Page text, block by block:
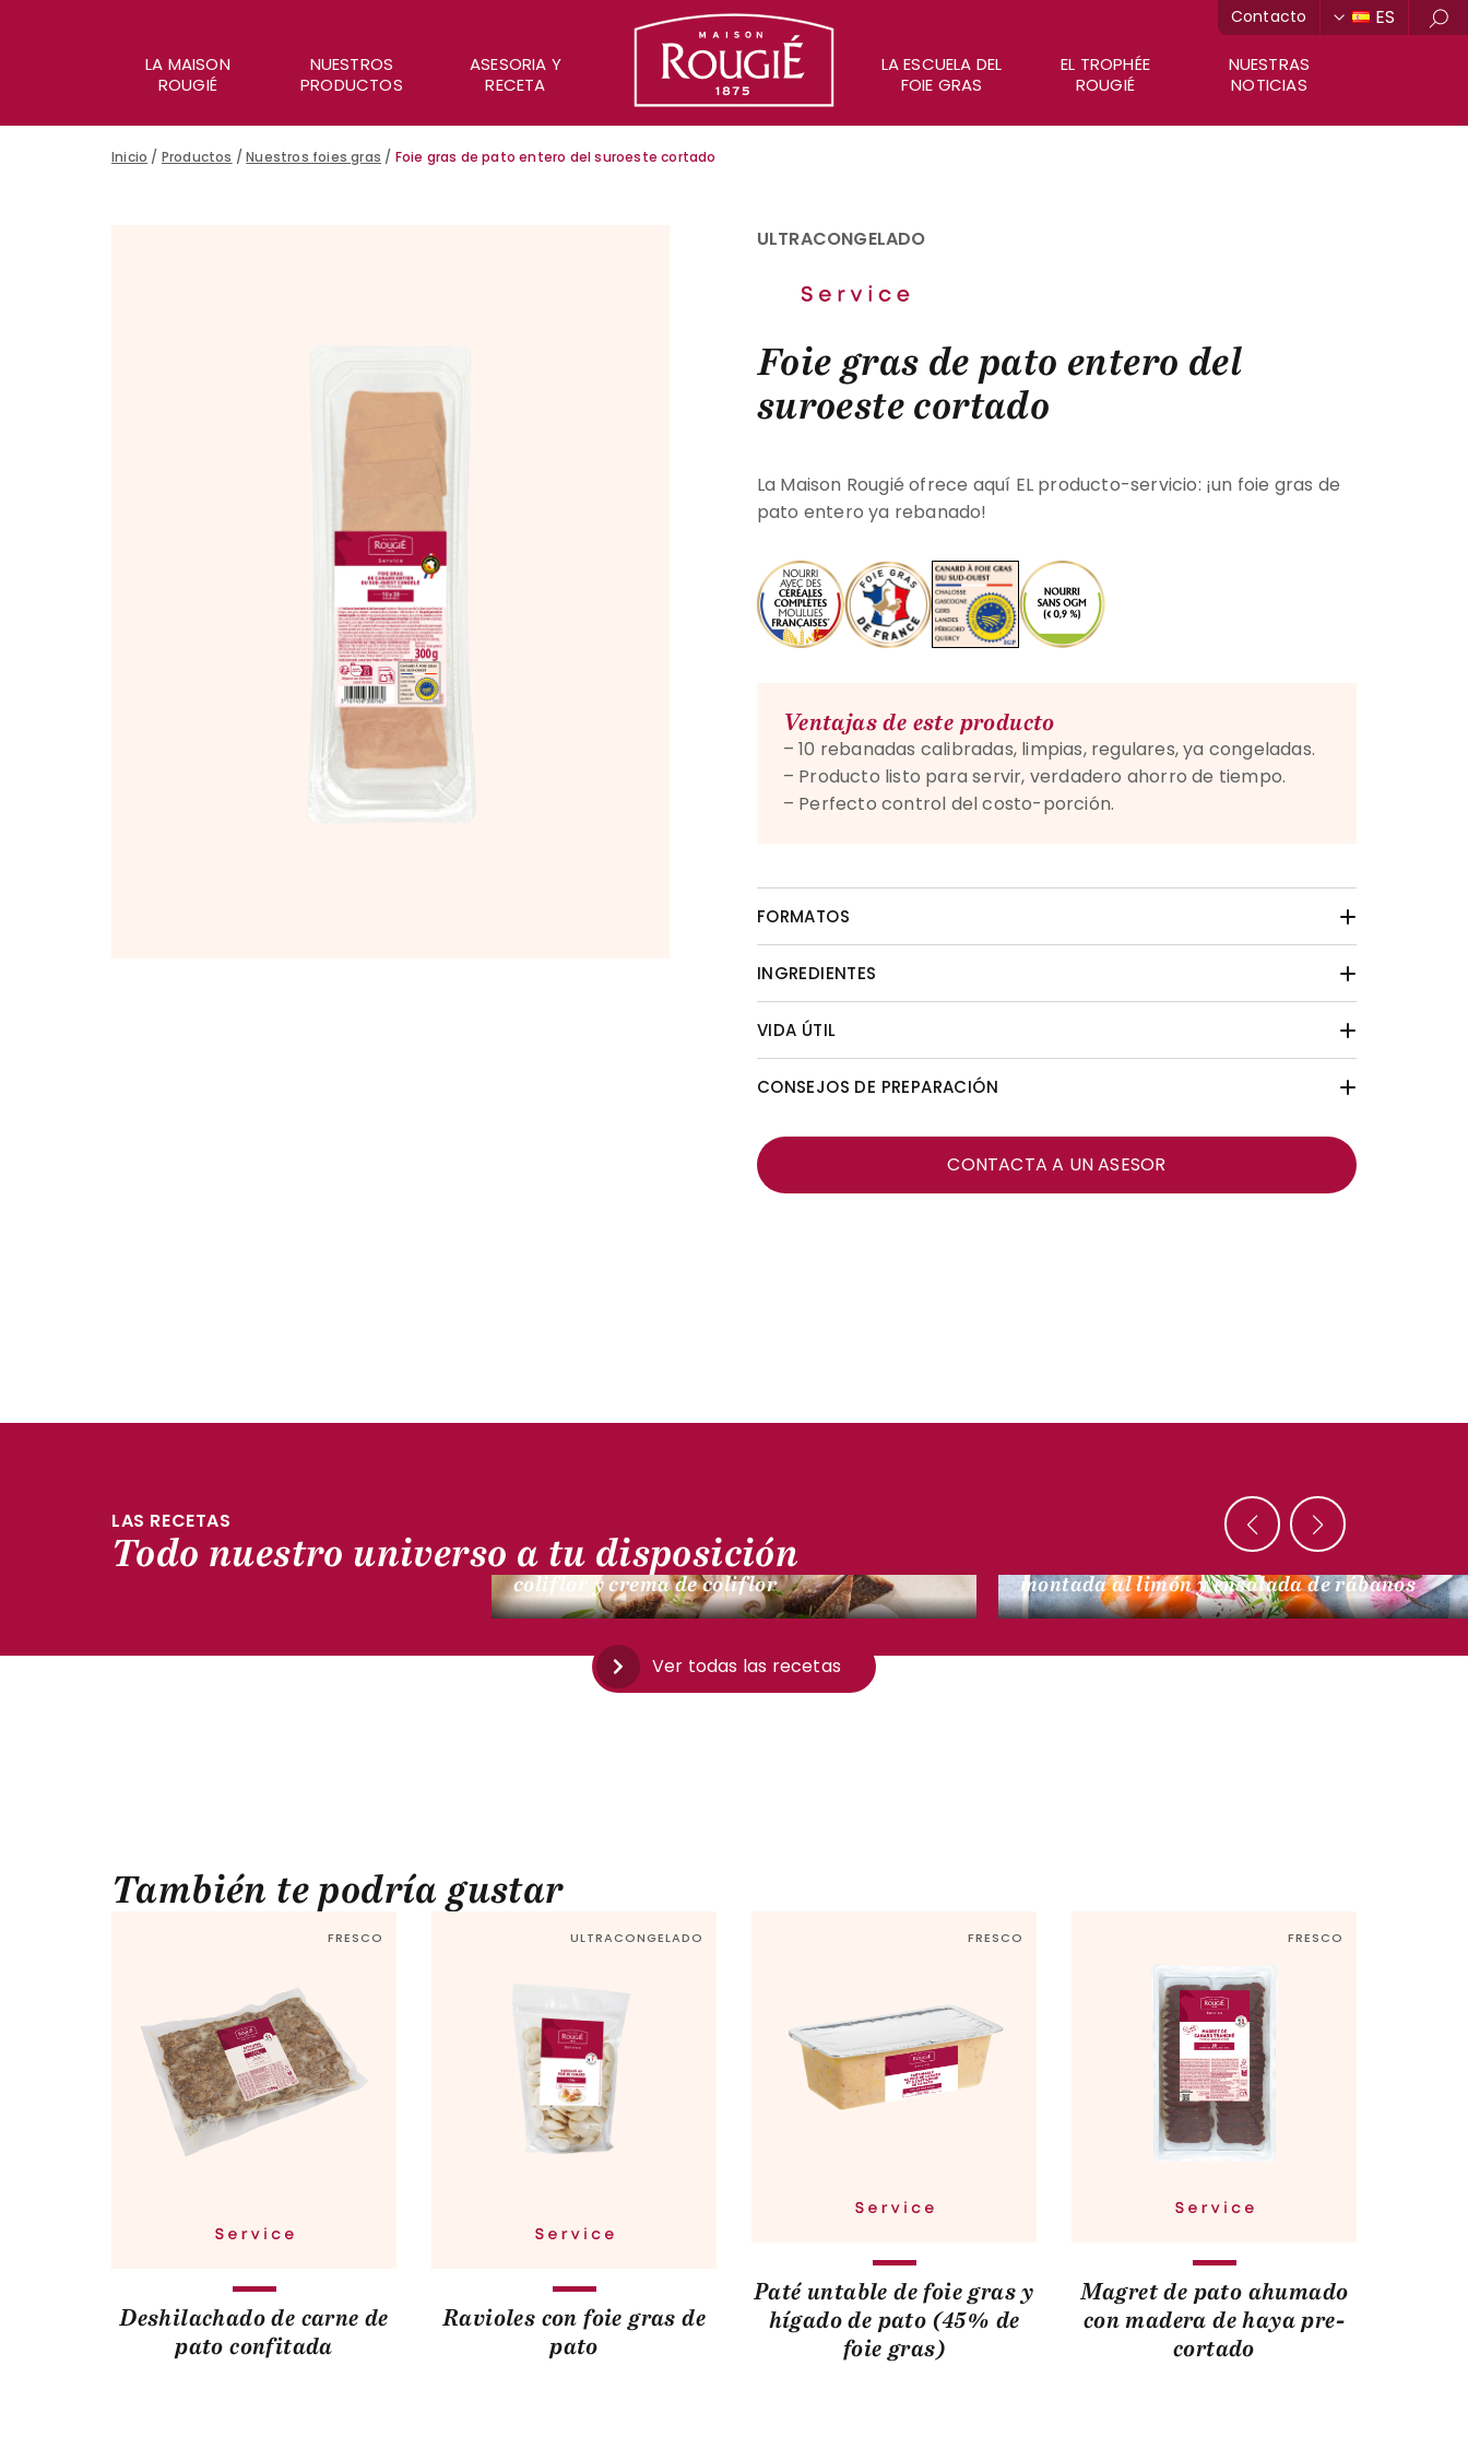
Maison Rougié
LA MAISON
ROUGIÉ
NUESTROS
PRODUCTOS
ASESORIA Y
RECETA
LA ESCUELA DEL
FOIE GRAS
EL TROPHÉE
ROUGIÉ
NUESTRAS
NOTICIAS
Contacto ES
Inicio / Productos /Nuestros foies gras / Foie gras de pato entero del suroeste cortado
ULTRACONGELADO
Foie gras de pato entero del
suroeste cortado
La Maison Rougié ofrece aquí EL producto-servicio: ¡un foie gras de
pato entero ya rebanado!
Ventajas de este producto
– 10 rebanadas calibradas, limpias, regulares, ya congeladas.
– Producto listo para servir, verdadero ahorro de tiempo.
– Perfecto control del costo-porción.
FORMATOS
INGREDIENTES
VIDA ÚTIL
CONSEJOS DE PREPARACIÓN
CONTACTA A UN ASESOR
LAS RECETAS
Todo nuestro universo a tu disposición
Filete de arenque ahumado, champiñones,
coliflor y crema de coliflor
Ventresca de salmón ahumado, nata
montada al limón y ensalada de rábanos
Ver todas las recetas
También te podría gustar
FRESCO
Deshilachado de carne de
pato confitada
ULTRACONGELADO
Ravioles con foie gras de
pato
FRESCO
Paté untable de foie gras y
hígado de pato (45% de
foie gras)
FRESCO
Magret de pato ahumado
con madera de haya pre-
cortado